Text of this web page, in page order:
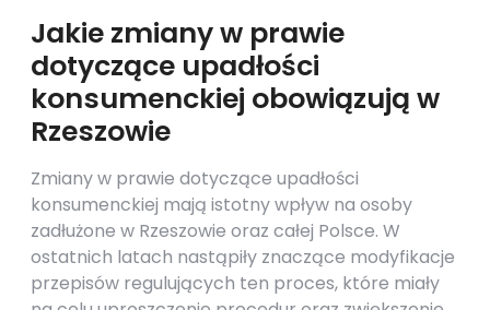
Jakie zmiany w prawie
dotyczące upadłości
konsumenckiej obowiązują w
Rzeszowie
Zmiany w prawie dotyczące upadłości
konsumenckiej mają istotny wpływ na osoby
zadłużone w Rzeszowie oraz całej Polsce. W
ostatnich latach nastąpiły znaczące modyfikacje
przepisów regulujących ten proces, które miały